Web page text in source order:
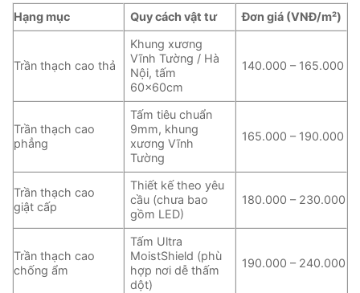
Hạng mục Quy cách vật tư Đơn giá (VNĐ/m²)
Trần thạch cao thả
Khung xương
Vĩnh Tường / Hà
Nội, tấm
60x60cm
140.000 – 165.000
Trần thạch cao
phẳng
Tấm tiêu chuẩn
9mm, khung
xương Vĩnh
Tường
165.000 – 190.000
Trần thạch cao
giật cấp
Thiết kế theo yêu
cầu (chưa bao
gồm LED)
180.000 – 230.000
Trần thạch cao
chống ẩm
Tấm Ultra
MoistShield (phù
hợp nơi dễ thấm
dột)
190.000 – 240.000